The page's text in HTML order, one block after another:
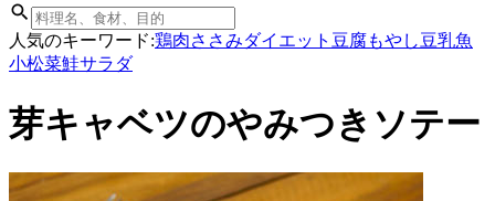
人気のキーワード:鶏肉ささみダイエット 豆腐もやし豆乳魚
小松菜鮭サラダ
芽キャベツのやみつきソテー